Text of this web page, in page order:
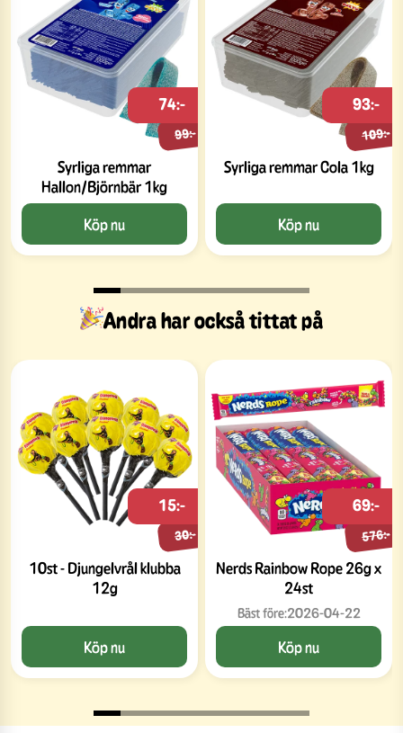
Syrliga remmar
Hallon/Björnbär 1kg
99:-
74:-
Köp nu
Syrliga remmar Cola 1kg
109:-
93:-
Köp nu
Andra har också tittat på
10st - Djungelvrål klubba
12g
30:-
15:-
Köp nu
Nerds Rainbow Rope 26g x
24st
576:-
69:-
Bäst före:2026-04-22
Köp nu